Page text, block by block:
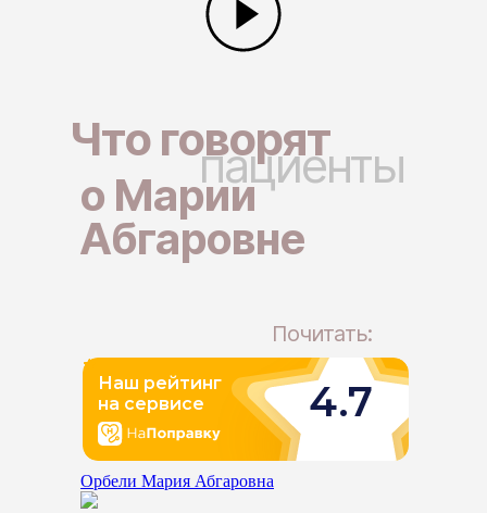
Что говорят
о Марии
Абгаровне
пациенты
Орбели Мария Абгаровна
Почитать: